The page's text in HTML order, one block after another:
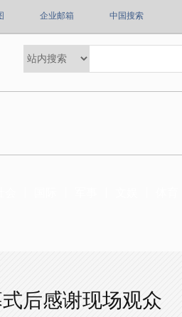
企业邮箱 中国搜索
后感谢现场观众